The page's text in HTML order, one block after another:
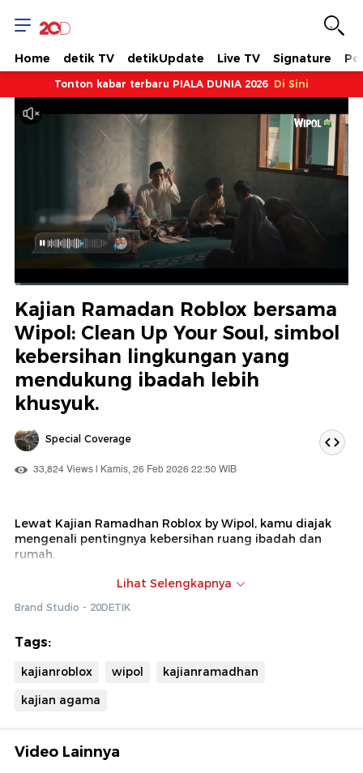
Home detik TV detikUpdate Live TV Signature
Tonton kabar terbaru PIALA DUNIA 2026 Di Sini
Berhenti
Hidup
Saat
ini
Dimuat:
Kajian Ramadan Roblox bersama
Wipol: Clean Up Your Soul, simbol
kebersihan lingkungan yang
mendukung ibadah lebih
khusyuk.
Special Coverage
33,824 Views | Kamis, 26 Feb 2026 22:50 WIB
Lewat Kajian Ramadhan Roblox by Wipol, kamu diajak
mengenali pentingnya kebersihan ruang ibadah dan
rumah.
Bukan cumann dengerin kajian, kamu bisa seru seruan
dengan Ustad Abi Azkakia dan hadirnya Fatin!.
Ketinggalan momennya?
Kamu masih bisa nonton lagi keseruan Kajian Ramadhan
Lihat Selengkapnya
Brand Studio - 20DETIK
Tags:
kajianroblox wipol
kajianramadhan
kajian agama
Video Lainnya